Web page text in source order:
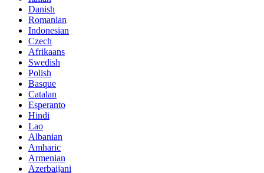
Danish
Romanian
Indonesian
Czech
Afrikaans
Swedish
Polish
Basque
Catalan
Esperanto
Hindi
Lao
Albanian
Amharic
Armenian
Azerbaijani